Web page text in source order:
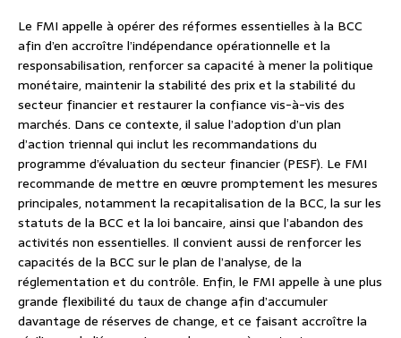
Le FMI appelle à opérer des réformes essentielles à la BCC
afin d’en accroître l’indépendance opérationnelle et la
responsabilisation, renforcer sa capacité à mener la politique
monétaire, maintenir la stabilité des prix et la stabilité du
secteur financier et restaurer la confiance vis-à-vis des
marchés. Dans ce contexte, il salue l’adoption d’un plan
d’action triennal qui inclut les recommandations du
programme d’évaluation du secteur financier (PESF). Le FMI
recommande de mettre en œuvre promptement les mesures
principales, notamment la recapitalisation de la BCC, la sur les
statuts de la BCC et la loi bancaire, ainsi que l’abandon des
activités non essentielles. Il convient aussi de renforcer les
capacités de la BCC sur le plan de l’analyse, de la
réglementation et du contrôle. Enfin, le FMI appelle à une plus
grande flexibilité du taux de change afin d’accumuler
davantage de réserves de change, et ce faisant accroître la